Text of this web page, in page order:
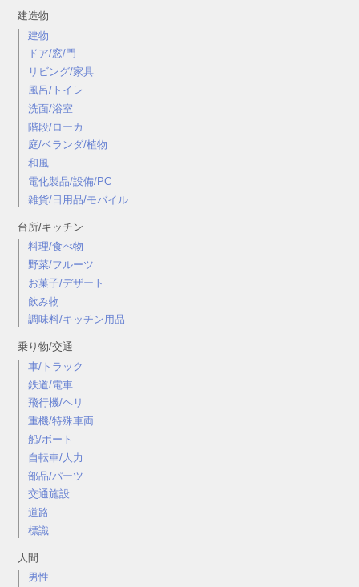
建造物
建物
ドア/窓/門
リビング/家具
風呂/トイレ
洗面/浴室
階段/ローカ
庭/ベランダ/植物
和風
電化製品/設備/PC
雑貨/日用品/モバイル
台所/キッチン
料理/食べ物
野菜/フルーツ
お菓子/デザート
飲み物
調味料/キッチン用品
乗り物/交通
車/トラック
鉄道/電車
飛行機/ヘリ
重機/特殊車両
船/ボート
自転車/人力
部品/パーツ
交通施設
道路
標識
人間
男性